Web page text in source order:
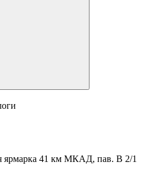
ярмарка 41 км МКАД, пав. В 2/1